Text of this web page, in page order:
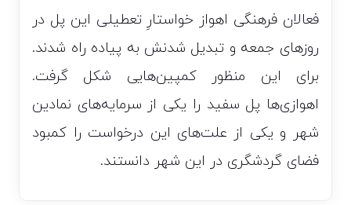
فعالان فرهنگی اهواز خواستارِ تعطیلی این پل در
روزهای جمعه و تبدیل شدنش به پیاده راه شدند.
برای این منظور کمپین‌هایی شکل گرفت.
اهوازی‌ها پل سفید را یکی از سرمایه‌های نمادین
شهر و یکی از علت‌های این درخواست را کمبود
فضای گردشگری در این شهر دانستند.